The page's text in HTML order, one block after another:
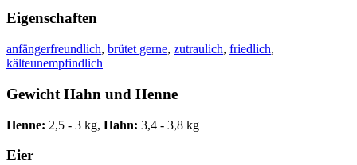
Eigenschaften
anfängerfreundlich, brütet gerne, zutraulich, friedlich,
kälteunempfindlich
Gewicht Hahn und Henne
Henne: 2,5 - 3 kg, Hahn: 3,4 - 3,8 kg
Eier